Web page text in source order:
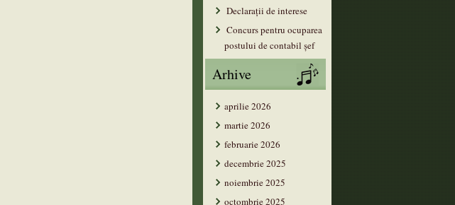
Declarații de interese
Concurs pentru ocuparea
postului de contabil șef
Arhive
aprilie 2026
martie 2026
februarie 2026
decembrie 2025
noiembrie 2025
octombrie 2025